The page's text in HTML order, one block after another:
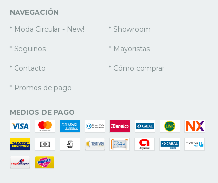
NAVEGACIÓN
* Moda Circular - New!
* Showroom
* Seguinos * Mayoristas
* Contacto * Cómo comprar
* Promos de pago
MEDIOS DE PAGO